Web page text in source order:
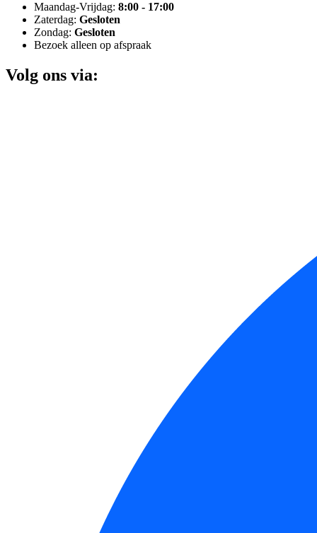
Maandag-Vrijdag: 8:00 - 17:00
Zaterdag: Gesloten
Zondag: Gesloten
Bezoek alleen op afspraak
Volg ons via: